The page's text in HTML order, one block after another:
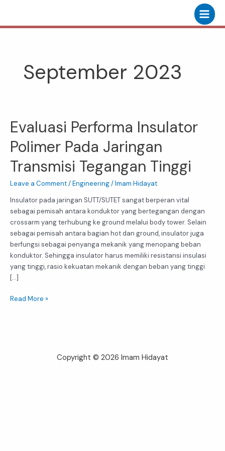
content
Main
Menu
September 2023
Evaluasi Performa Insulator
Polimer Pada Jaringan
Transmisi Tegangan Tinggi
Leave a Comment/Engineering/Imam Hidayat
Insulator pada jaringan SUTT/SUTET sangat berperan vital
sebagai pemisah antara konduktor yang bertegangan dengan
crossarm yang terhubung ke ground melalui body tower. Selain
sebagai pemisah antara bagian hot dan ground, insulator juga
berfungsi sebagai penyanga mekanik yang menopang beban
konduktor. Sehingga insulator harus memiliki resistansi insulasi
yang tinggi, rasio kekuatan mekanik dengan beban yang tinggi
[…]
Evaluasi
Performa
Insulator
Pada
Transmisi
Tegangan
Tinggi
Read More »
Copyright © 2026 Imam Hidayat